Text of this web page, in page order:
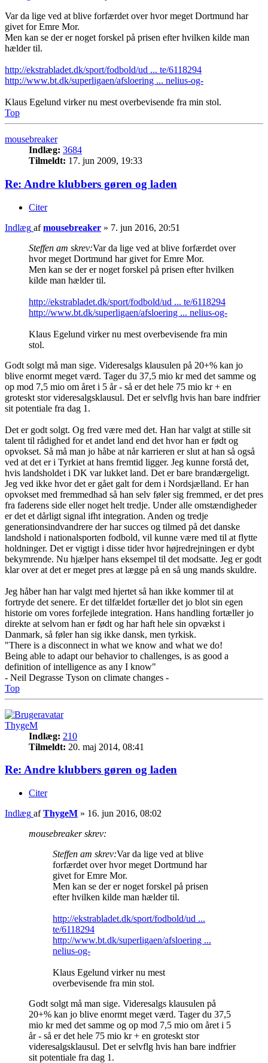
Var da lige ved at blive forfærdet over hvor meget Dortmund har
givet for Emre Mor.
Men kan se der er noget forskel på prisen efter hvilken kilde man
hælder til.
http://ekstrabladet.dk/sport/fodbold/ud ... te/6118294
http://www.bt.dk/superligaen/afsloering ... nelius-og-
Klaus Egelund virker nu mest overbevisende fra min stol.
Top
mousebreaker
Indlæg: 3684
Tilmeldt: 17. jun 2009, 19:33
Re: Andre klubbers gøren og laden
Citer
Indlæg afmousebreaker » 7. jun 2016, 20:51
Steffen am skrev:Var da lige ved at blive forfærdet over
hvor meget Dortmund har givet for Emre Mor.
Men kan se der er noget forskel på prisen efter hvilken
kilde man hælder til.
http://ekstrabladet.dk/sport/fodbold/ud ... te/6118294
http://www.bt.dk/superligaen/afsloering ... nelius-og-
Klaus Egelund virker nu mest overbevisende fra min
stol.
Godt solgt må man sige. Videresalgs klausulen på 20+% kan jo
blive enormt meget værd. Tager du 37,5 mio kr med det samme og
op mod 7,5 mio om året i 5 år - så er det hele 75 mio kr + en
groteskt stor videresalgsklausul. Det er selvflg hvis han bare indfrier
sit potentiale fra dag 1.
Det er godt solgt. Og fred være med det. Han har valgt at stille sit
talent til rådighed for et andet land end det hvor han er født og
opvokset. Så må man jo håbe at når karrieren er slut at han så også
ved at det er i Tyrkiet at hans fremtid ligger. Jeg kunne forstå det,
hvis landsholdet i DK var lukket land. Det er bare brandærgeligt.
Jeg ved ikke hvor det er gået galt for dem i Nordsjælland. Er han
opvokset med fremmedhad så han selv føler sig fremmed, er det pres
fra faderens side eller noget helt tredje. Under alle omstændigheder
er det et dårligt signal ifht integration. Anden og tredje
generationsindvandrere der har succes og tilmed på det danske
landshold i nationalsporten fodbold, vil kunne være med til at flytte
holdninger. Det er vigtigt i disse tider hvor højredrejningen er dybt
bekymrende. Nu hjælper hans eksempel til det modsatte. Jeg er godt
klar over at det er meget pres at lægge på en så ung mands skuldre.
Jeg håber han har valgt med hjertet så han ikke kommer til at
fortryde det senere. Er det tilfældet fortæller det jo blot sin egen
historie om vores forfejlede integration. Hans handling fortæller jo
direkte at selvom han er født og har haft hele sin opvækst i
Danmark, så føler han sig ikke dansk, men tyrkisk.
"There is a disconnect in what we know and what we do!
Being able to adapt our behavior to challenges, is as good a
definition of intelligence as any I know"
- Neil Degrasse Tyson on climate changes -
Top
ThygeM
Indlæg: 210
Tilmeldt: 20. maj 2014, 08:41
Re: Andre klubbers gøren og laden
Citer
Indlæg afThygeM » 16. jun 2016, 08:02
mousebreaker skrev:
Steffen am skrev:Var da lige ved at blive
forfærdet over hvor meget Dortmund har
givet for Emre Mor.
Men kan se der er noget forskel på prisen
efter hvilken kilde man hælder til.
http://ekstrabladet.dk/sport/fodbold/ud ...
te/6118294
http://www.bt.dk/superligaen/afsloering ...
nelius-og-
Klaus Egelund virker nu mest
overbevisende fra min stol.
Godt solgt må man sige. Videresalgs klausulen på
20+% kan jo blive enormt meget værd. Tager du 37,5
mio kr med det samme og op mod 7,5 mio om året i 5
år - så er det hele 75 mio kr + en groteskt stor
videresalgsklausul. Det er selvflg hvis han bare indfrier
sit potentiale fra dag 1.